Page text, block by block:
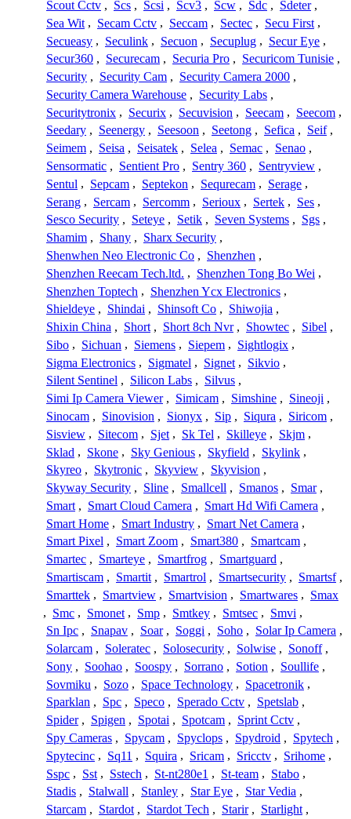
Scout Cctv , Scs , Scsi , Scv3 , Scw , Sdc , Sdeter ,
Sea Wit , Secam Cctv , Seccam , Sectec , Secu First ,
Secueasy , Seculink , Secuon , Secuplug , Secur Eye ,
Secur360 , Securecam , Securia Pro , Securicom Tunisie ,
Security , Security Cam , Security Camera 2000 ,
Security Camera Warehouse , Security Labs ,
Securitytronix , Securix , Secuvision , Seecam , Seecom ,
Seedary , Seenergy , Seesoon , Seetong , Sefica , Seif ,
Seimem , Seisa , Seisatek , Selea , Semac , Senao ,
Sensormatic , Sentient Pro , Sentry 360 , Sentryview ,
Sentul , Sepcam , Septekon , Sequrecam , Serage ,
Serang , Sercam , Sercomm , Serioux , Sertek , Ses ,
Sesco Security , Seteye , Setik , Seven Systems , Sgs ,
Shamim , Shany , Sharx Security ,
Shenwhen Neo Electronic Co , Shenzhen ,
Shenzhen Reecam Tech.ltd. , Shenzhen Tong Bo Wei ,
Shenzhen Toptech , Shenzhen Ycx Electronics ,
Shieldeye , Shindai , Shinsoft Co , Shiwojia ,
Shixin China , Short , Short 8ch Nvr , Showtec , Sibel ,
Sibo , Sichuan , Siemens , Siepem , Sightlogix ,
Sigma Electronics , Sigmatel , Signet , Sikvio ,
Silent Sentinel , Silicon Labs , Silvus ,
Simi Ip Camera Viewer , Simicam , Simshine , Sineoji ,
Sinocam , Sinovision , Sionyx , Sip , Siqura , Siricom ,
Sisview , Sitecom , Sjet , Sk Tel , Skilleye , Skjm ,
Sklad , Skone , Sky Genious , Skyfield , Skylink ,
Skyreo , Skytronic , Skyview , Skyvision ,
Skyway Security , Sline , Smallcell , Smanos , Smar ,
Smart , Smart Cloud Camera , Smart Hd Wifi Camera ,
Smart Home , Smart Industry , Smart Net Camera ,
Smart Pixel , Smart Zoom , Smart380 , Smartcam ,
Smartec , Smarteye , Smartfrog , Smartguard ,
Smartiscam , Smartit , Smartrol , Smartsecurity , Smartsf ,
Smarttek , Smartview , Smartvision , Smartwares , Smax
, Smc , Smonet , Smp , Smtkey , Smtsec , Smvi ,
Sn Ipc , Snapav , Soar , Soggi , Soho , Solar Ip Camera ,
Solarcam , Soleratec , Solosecurity , Solwise , Sonoff ,
Sony , Soohao , Soospy , Sorrano , Sotion , Soullife ,
Sovmiku , Sozo , Space Technology , Spacetronik ,
Sparklan , Spc , Speco , Sperado Cctv , Spetslab ,
Spider , Spigen , Spotai , Spotcam , Sprint Cctv ,
Spy Cameras , Spycam , Spyclops , Spydroid , Spytech ,
Spytecinc , Sq11 , Squira , Sricam , Sricctv , Srihome ,
Sspc , Sst , Sstech , St-nt280e1 , St-team , Stabo ,
Stadis , Stalwall , Stanley , Star Eye , Star Vedia ,
Starcam , Stardot , Stardot Tech , Starir , Starlight ,